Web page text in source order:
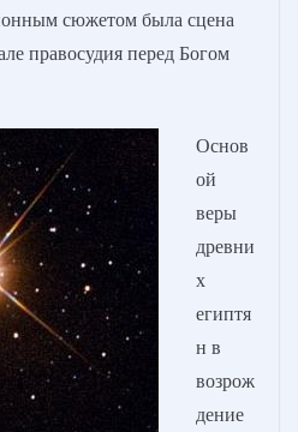
сюжетом была сцена
правосудия перед Богом
Основ
ой
веры
древни
х
египтя
н в
возрож
дение